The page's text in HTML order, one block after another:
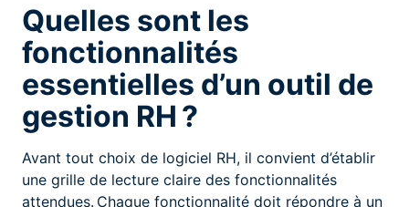
Quelles sont les
fonctionnalités
essentielles d’un outil de
gestion RH ?
Avant tout choix de logiciel RH, il convient d’établir
une grille de lecture claire des fonctionnalités
attendues. Chaque fonctionnalité doit répondre à un